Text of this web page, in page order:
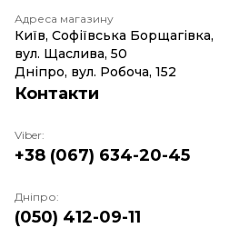
Адреса магазину
Київ, Софіївська Борщагівка,
вул. Щаслива, 50
Дніпро, вул. Робоча, 152
Контакти
Viber:
+38 (067) 634-20-45
Дніпро:
(050) 412-09-11